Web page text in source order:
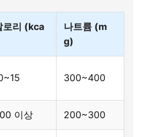
로리 (kca
나트륨 (m
g)
300~400
이상 200~300